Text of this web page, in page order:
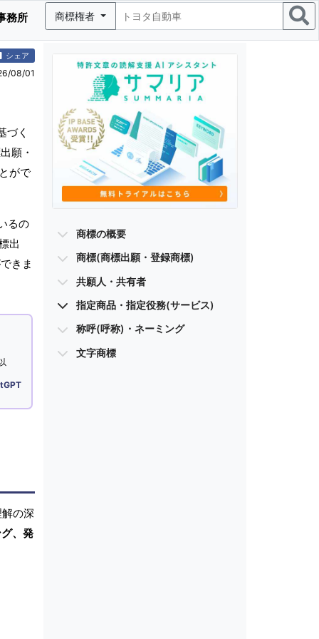
務所 商標権者
シェア
08/01
づく
願・
がで
るの
出
きま
の深
、発
商標の概要
商標(商標出願・登録商標)
共願人・共有者
指定商品・指定役務(サービス)
称呼(呼称)・ネーミング
文字商標